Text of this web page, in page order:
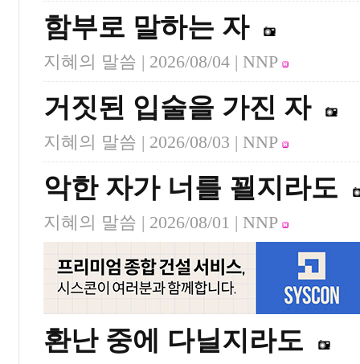
함부로 말하는 자
지혜의 말씀 | 2026/08/04 | NNP
거짓된 입술을 가진 자
지혜의 말씀 | 2026/08/03 | NNP
악한 자가 너를 꾈지라도
지혜의 말씀 | 2026/08/01 | NNP
환난 중에 다닐지라도